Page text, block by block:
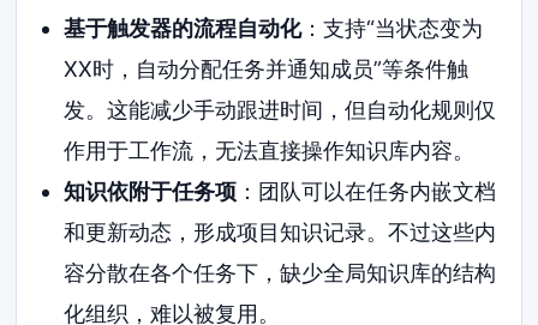
基于触发器的流程自动化：支持“当状态变为
XX时，自动分配任务并通知成员”等条件触
发。这能减少手动跟进时间，但自动化规则仅
作用于工作流，无法直接操作知识库内容。
知识依附于任务项：团队可以在任务内嵌文档
和更新动态，形成项目知识记录。不过这些内
容分散在各个任务下，缺少全局知识库的结构
化组织，难以被复用。